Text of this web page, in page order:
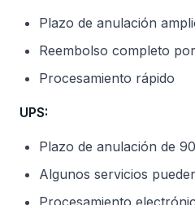
Plazo de anulación
Reembolso completo
Procesamiento rápido
UPS:
Plazo de anulación de
Algunos servicios
Procesamiento